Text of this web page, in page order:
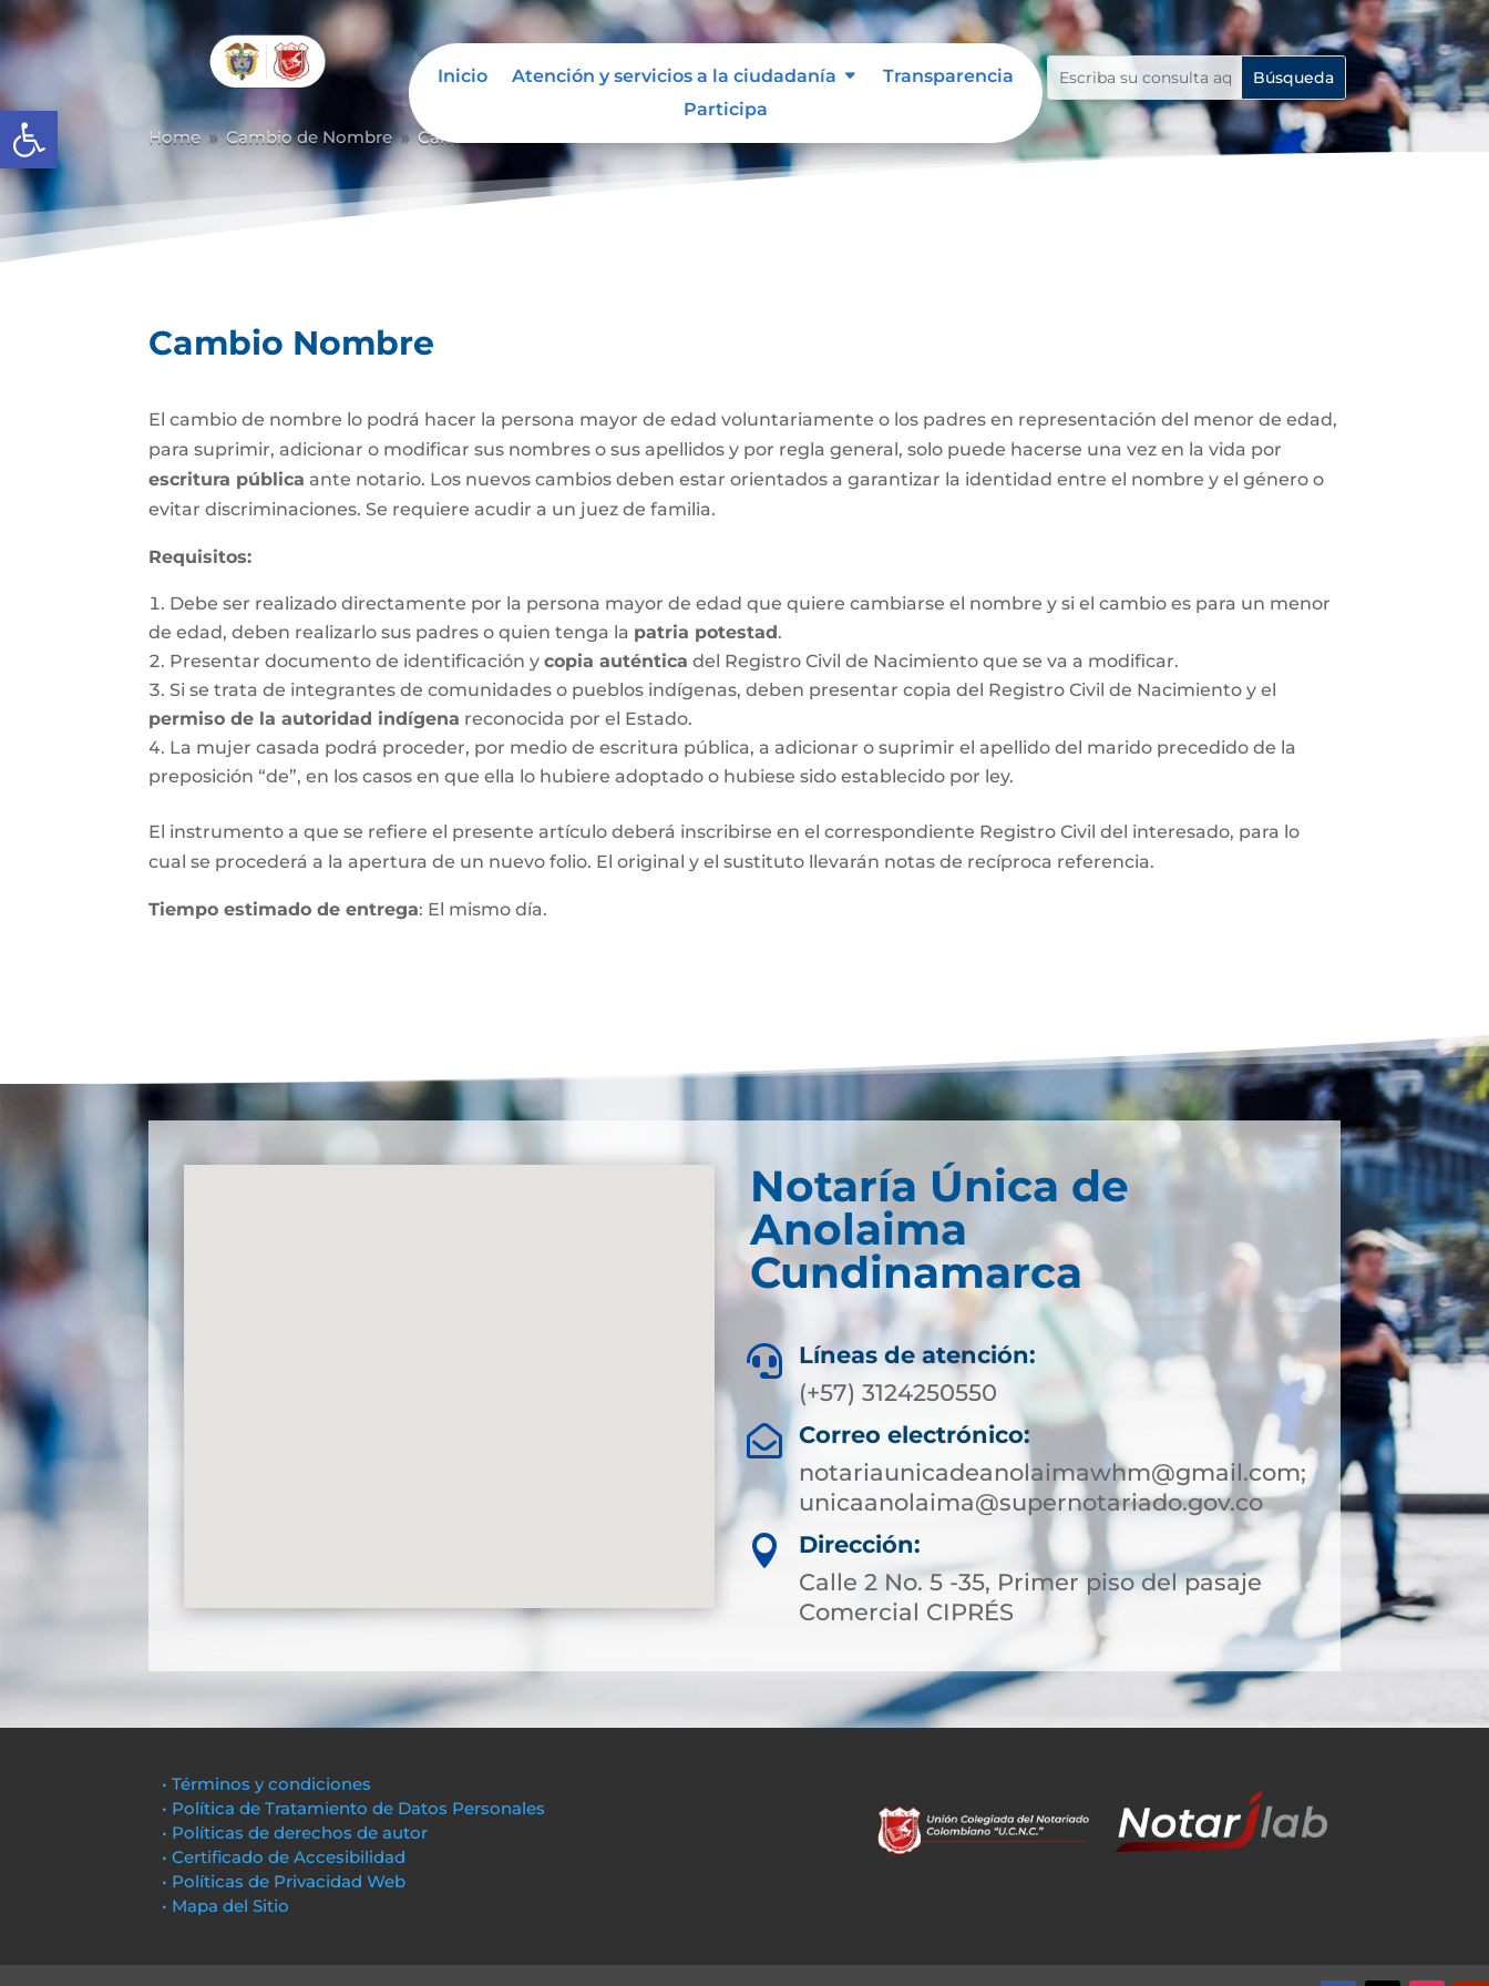
Abrir barra de herramientas
Inicio Atención y servicios a la ciudadanía
Transparencia
Participa
Home 9 Cambio de Nombre 9 Cambio Nombre
Cambio Nombre
El cambio de nombre lo podrá hacer la persona mayor de edad voluntariamente o los padres en representación del menor de edad,
para suprimir, adicionar o modificar sus nombres o sus apellidos y por regla general, solo puede hacerse una vez en la vida por
escritura pública ante notario. Los nuevos cambios deben estar orientados a garantizar la identidad entre el nombre y el género o
evitar discriminaciones. Se requiere acudir a un juez de familia.
Requisitos:
Debe ser realizado directamente por la persona mayor de edad que quiere cambiarse el nombre y si el cambio es para un menor
de edad, deben realizarlo sus padres o quien tenga la patria potestad.
Presentar documento de identificación ycopia auténtica del Registro Civil de Nacimiento que se va a modificar.
Si se trata de integrantes de comunidades o pueblos indígenas, deben presentar copia del Registro Civil de Nacimiento y el
permiso de la autoridad indígena reconocida por el Estado.
La mujer casada podrá proceder, por medio de escritura pública, a adicionar o suprimir el apellido del marido precedido de la
preposición “de”, en los casos en que ella lo hubiere adoptado o hubiese sido establecido por ley.
El instrumento a que se refiere el presente artículo deberá inscribirse en el correspondiente Registro Civil del interesado, para lo
cual se procederá a la apertura de un nuevo folio. El original y el sustituto llevarán notas de recíproca referencia.
Tiempo estimado de entrega: El mismo día.
Notaría Única de
Anolaima
Cundinamarca

Líneas de atención:
(+57) 3124250550

Correo electrónico:
notariaunicadeanolaimawhm@gmail.com;
unicaanolaima@supernotariado.gov.co

Dirección:
Calle 2 No. 5 -35, Primer piso del pasaje
Comercial CIPRÉS
• Términos y condiciones
• Política de Tratamiento de Datos Personales
• Políticas de derechos de autor
• Certificado de Accesibilidad
• Políticas de Privacidad Web
• Mapa del Sitio